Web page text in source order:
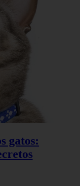
gatos: